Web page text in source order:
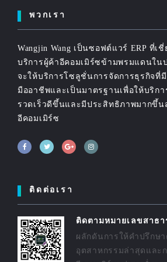
พวกเรา
Wangjin Wang เป็นซอฟต์แวร์ ERP ที่เ
บริการผู้ค้าอีคอมเมิร์ซข้ามพรมแดนใน
จะให้บริการโซลูชั่นการจัดการธุรกิจที่
มืออาชีพและเป็นมาตรฐานเพื่อให้บริก
รวดเร็วดีขึ้นและมีประสิทธิภาพมากขึ้น
อีคอมเมิร์ซ
ติดต่อเรา
ติดตามหมายเลขสาธ
ผลักดันการให้คำปรึกษ
อุตสาหกรรมล่าสุดและ